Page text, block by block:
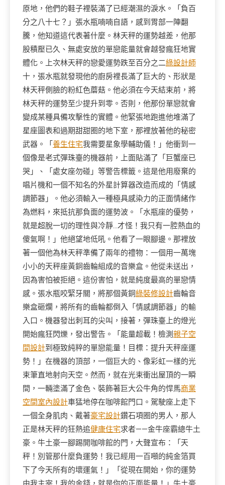
原地，他們的鞋子裡裝滿了已經潮濕的淚水。「負百
分之八十七？」張水瓶喃喃自語，感到胃部一陣翻
騰，他知道這代表著什麼。林天秤的運勢越差，他那
股積壓已久、無處安放的單戀能量就會越發瘋狂地實
體化。上次林天秤的戀愛運勢跌至百分之二綠設計師
十，張水瓶就發現他的廚房裡長滿了巨大的、形狀是
林天秤側臉的粉紅色蘑菇。他必須在今天結束前，將
林天秤的運勢至少提升到零。否則，他那份單戀就會
變成某種具備攻擊性的實體。他緊張地跑進他堆滿了
星座圖表和過期甜甜圈的地下室，那裡放著他的秘密
武器。「 養生住宅我需要星象學輔助儀！」他衝到一
個像是老式彈珠臺的機器前，上面貼滿了「巨蟹座已
哭」、「處女座勿碰」等警告標籤。這是他用廢棄的
唱片機和一個不知名的外星計算器改造而成的「情感
調節器」。他必須輸入一種極具感染力的正面情緒作
為燃料，來抵抗那負面的運勢波。「水瓶座的優勢，
就是超脫一切的理性與冷靜…才怪！我只有一腔熱血的
傻氣啊！」他絕望地低吼。他看了一眼腳邊。那裡放
著一個他為林天秤準備了兩年的禮物：一個用一萬塊
小小的天秤座黃銅齒輪組成的音樂盒。他從未送出，
因為害怕被拒絕。這份害怕，就是純度最高的單戀情
感。張水瓶咬緊牙關，將那個黃銅綠裝修設計齒輪音
樂盒砸爛，將所有的齒輪都倒入「情感調節器」的輸
入口。機器發出刺耳的尖叫，接著，彈珠臺上的燈光
開始瘋狂閃爍，發出警告。「能量超載！檢測親子空
間設計到極致純粹的單戀能量！目標：提升天秤座運
勢！」在機器的頂部，一個巨大的、像彩虹一樣的光
束筆直地射向天空。然而，就在光束衝出屋頂的一瞬
間，一輛塗滿了金色、裝飾著巨大公牛角的悍馬商業
空間室內設計車猛地停在咖啡館門口。駕駛座上走下
一個全身肌肉、戴著豪宅設計鑽石項圈的男人，那人
正是林天秤的狂熱追健康住宅求者——金牛座霸總牛土
豪。牛土豪一腳踢開咖啡館的門，大聲宣布：「天
秤！別管那什麼負運勢！我已經用一百噸的純金箔買
下了今天所有的壞運氣！」「從現在開始，你的運勢